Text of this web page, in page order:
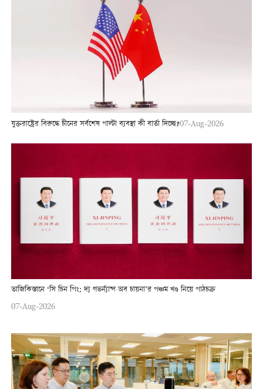
যুক্তরাষ্ট্রের বিরুদ্ধে চীনের সর্বশেষ পাল্টা ব্যবস্থা কী বার্তা দিচ্ছে?07-Aug-2026
তাজিকিস্তানে ‘সি চিন পিং: দ্য গভর্ন্যান্স অব চায়না’র পঞ্চম খণ্ড নিয়ে পাঠচক্র
07-Aug-2026